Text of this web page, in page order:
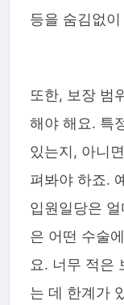
등을 숨김없
또한, 보장 범
해야 해요. 특
있는지, 아니
펴봐야 하죠.
입원일당은
은 어떤 수술
요. 너무 적은
는 데 한계가